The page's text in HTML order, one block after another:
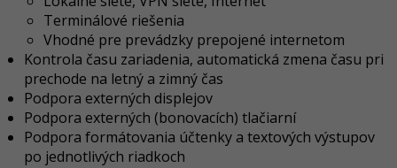
Terminálové riešenia
Vhodné pre prevádzky prepojené internetom
Kontrola času zariadenia, automatická zmena času pri
prechode na letný a zimný čas
Podpora externých displejov
Podpora externých (bonovacích) tlačiarní
Podpora formátovania účtenky a textových výstupov
po jednotlivých riadkoch